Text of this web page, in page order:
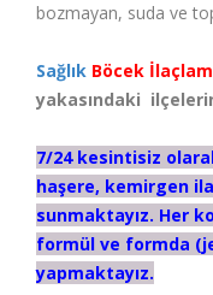
bozmayan, suda ve
Sağlık Böcek
yakasındaki
7/24 kesintisiz
haşere, kemirgen
sunmaktayız. Her
formül ve formda
yapmaktayız.